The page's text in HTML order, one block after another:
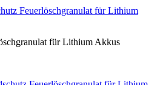
Feuerlöschgranulat für Lithium
für Lithium Akkus